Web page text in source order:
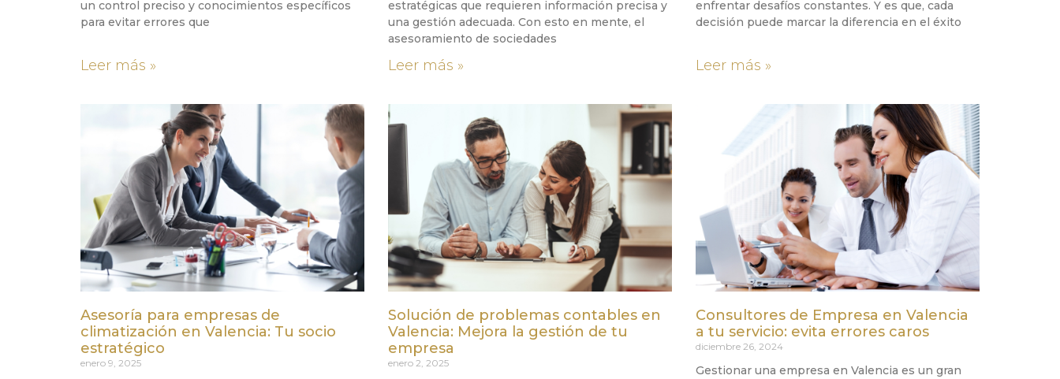
un control preciso y conocimientos específicos
para evitar errores que
Leer más »
estratégicas que requieren información precisa y
una gestión adecuada. Con esto en mente, el
asesoramiento de sociedades
Leer más »
enfrentar desafíos constantes. Y es que, cada
decisión puede marcar la diferencia en el éxito
Leer más »
Asesoría para empresas de
climatización en Valencia: Tu socio
estratégico
enero 9, 2025
Solución de problemas contables en
Valencia: Mejora la gestión de tu
empresa
enero 2, 2025
Consultores de Empresa en Valencia
a tu servicio: evita errores caros
diciembre 26, 2024
Gestionar una empresa en Valencia es un gran